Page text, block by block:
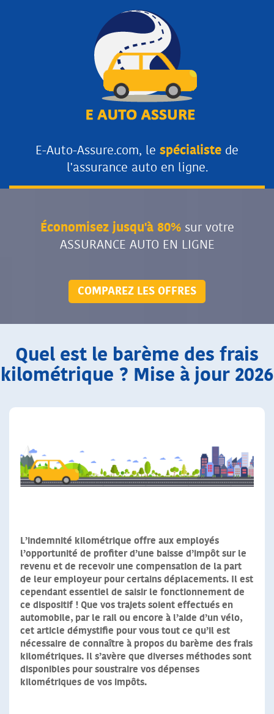
E-Auto-Assure.com, le spécialiste de
l'assurance auto en ligne.
Économisez jusqu'à 80% sur votre
ASSURANCE AUTO EN LIGNE
COMPAREZ LES OFFRES
Quel est le barème des frais
kilométrique ? Mise à jour 2026
L’indemnité kilométrique offre aux employés
l’opportunité de profiter d’une baisse d’impôt sur le
revenu et de recevoir une compensation de la part
de leur employeur pour certains déplacements. Il est
cependant essentiel de saisir le fonctionnement de
ce dispositif ! Que vos trajets soient effectués en
automobile, par le rail ou encore à l’aide d’un vélo,
cet article démystifie pour vous tout ce qu’il est
nécessaire de connaître à propos du barème des frais
kilométriques. Il s’avère que diverses méthodes sont
disponibles pour soustraire vos dépenses
kilométriques de vos impôts.